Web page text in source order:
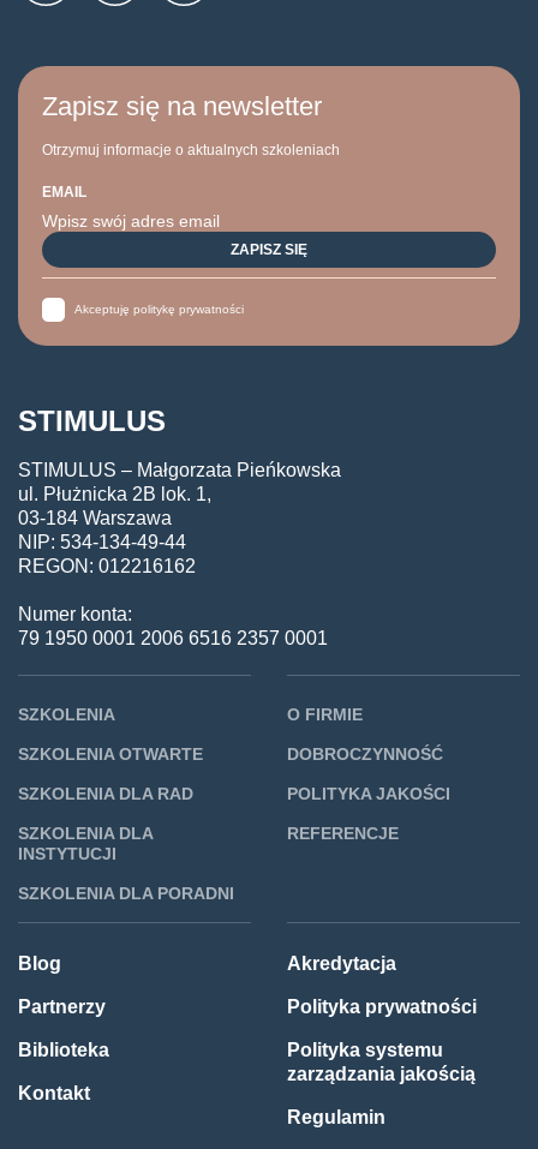
Zapisz się na newsletter
Otrzymuj informacje o aktualnych szkoleniach
EMAIL
Akceptuję politykę prywatności
STIMULUS
STIMULUS – Małgorzata Pieńkowska
ul. Płużnicka 2B lok. 1,
03-184 Warszawa
NIP: 534-134-49-44
REGON: 012216162
Numer konta:
79 1950 0001 2006 6516 2357 0001
SZKOLENIA
SZKOLENIA OTWARTE
SZKOLENIA DLA RAD
SZKOLENIA DLA
INSTYTUCJI
SZKOLENIA DLA PORADNI
O FIRMIE
DOBROCZYNNOŚĆ
POLITYKA JAKOŚCI
REFERENCJE
Blog
Partnerzy
Biblioteka
Kontakt
Akredytacja
Polityka prywatności
Polityka systemu
zarządzania jakością
Regulamin